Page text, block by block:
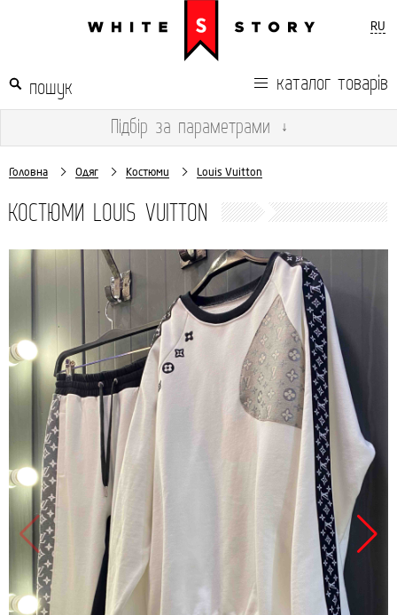
RU
каталог товарів
Підбір за параметрами ↓
Головна Одяг Костюми Louis Vuitton
КОСТЮМИ LOUIS VUITTON
Продано